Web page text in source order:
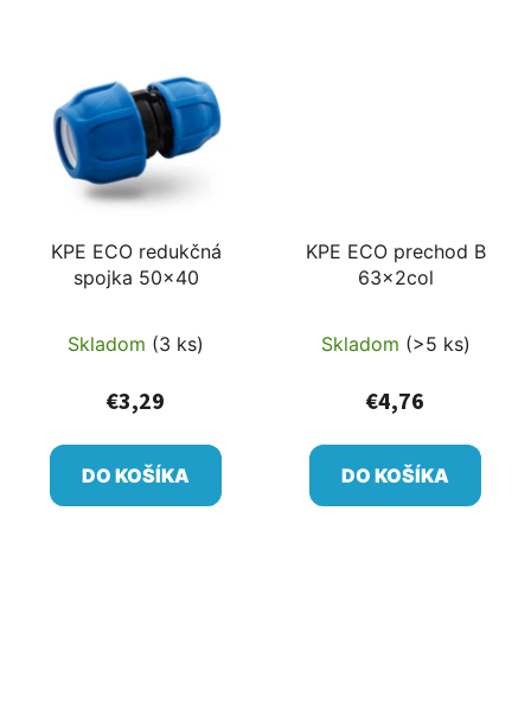
KPE ECO redukčná
spojka 50x40
Skladom (3 ks)
€3,29
DO KOŠÍKA
KPE ECO prechod B
63x2col
Skladom (>5 ks)
€4,76
DO KOŠÍKA